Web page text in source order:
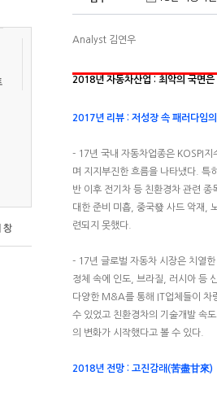
Analyst 김연우
2018년 자동차산업 : 최악의 국면
2017년 리뷰 : 저성장 속 패러다임
- 17년 국내 자동차업종은 KOSPI지
며 지지부진한 흐름을 나타냈다. 특
반 이후 전기차 등 친환경차 관련
대한 준비 미흡, 중국發 사드 악재,
련되지 못했다.
- 17년 글로벌 자동차 시장은 치열
정체 속에 인도, 브라질, 러시아 등
다양한 M&A를 통해 IT업체들이 차
수 있었고 친환경차의 기술개발 속
의 변화가 시작했다고 볼 수 있다.
2018년 전망 : 고진감래(苦盡甘來)